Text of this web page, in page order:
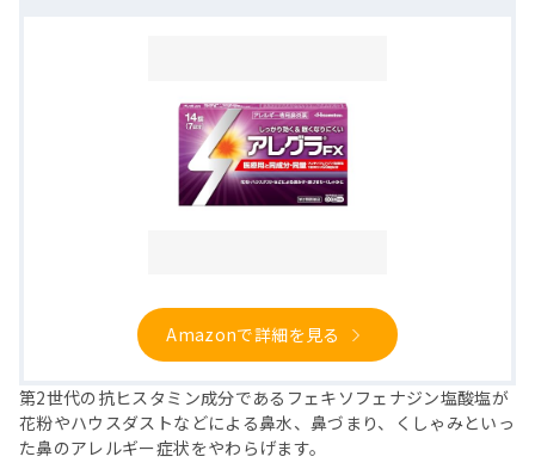
Amazonで詳細を見る
第2世代の抗ヒスタミン成分であるフェキソフェナジン塩酸塩が
花粉やハウスダストなどによる鼻水、鼻づまり、くしゃみといっ
た鼻のアレルギー症状をやわらげます。